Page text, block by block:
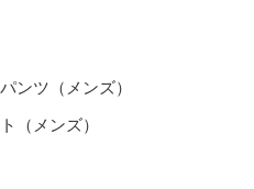
ンツ（メンズ）
（メンズ）